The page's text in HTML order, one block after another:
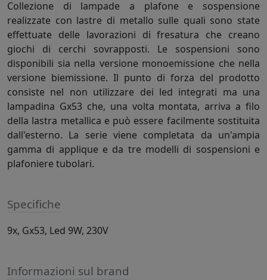
Collezione di lampade a plafone e sospensione
realizzate con lastre di metallo sulle quali sono state
effettuate delle lavorazioni di fresatura che creano
giochi di cerchi sovrapposti. Le sospensioni sono
disponibili sia nella versione monoemissione che nella
versione biemissione. Il punto di forza del prodotto
consiste nel non utilizzare dei led integrati ma una
lampadina Gx53 che, una volta montata, arriva a filo
della lastra metallica e può essere facilmente sostituita
dall'esterno. La serie viene completata da un'ampia
gamma di applique e da tre modelli di sospensioni e
plafoniere tubolari.
Specifiche
9x, Gx53, Led 9W, 230V
Informazioni sul brand